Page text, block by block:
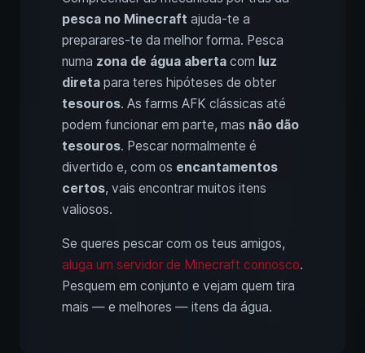
pesca no Minecraft ajuda-te a
preparares-te da melhor forma. Pesca
numa zona de água aberta com luz
direta para teres hipóteses de obter
tesouros. As farms AFK clássicas até
podem funcionar em parte, mas não dão
tesouros. Pescar normalmente é
divertido e, com os encantamentos
certos, vais encontrar muitos itens
valiosos.
Se queres pescar com os teus amigos,
aluga um servidor de Minecraft connosco.
Pesquem em conjunto e vejam quem tira
mais — e melhores — itens da água.